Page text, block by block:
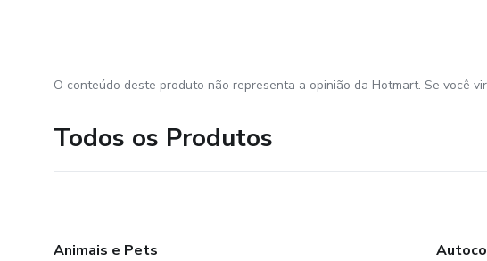
O conteúdo deste produto não representa a opinião da Hotmart. Se você
Todos os Produtos
Animais e Pets